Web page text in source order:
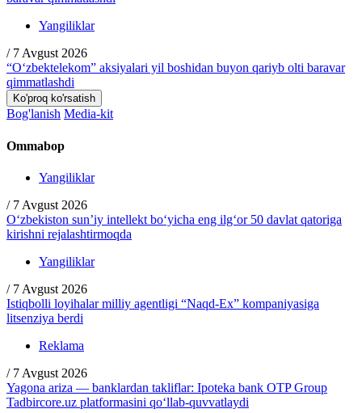
Yangiliklar
/ 7 Avgust 2026
“O‘zbektelekom” aksiyalari yil boshidan buyon qariyb olti baravar
qimmatlashdi
Ko'proq ko'rsatish
Bog'lanish Media-kit
Ommabop
Yangiliklar
/ 7 Avgust 2026
O‘zbekiston sun’iy intellekt bo‘yicha eng ilg‘or 50 davlat qatoriga
kirishni rejalashtirmoqda
Yangiliklar
/ 7 Avgust 2026
Istiqbolli loyihalar milliy agentligi “Naqd-Ex” kompaniyasiga
litsenziya berdi
Reklama
/ 7 Avgust 2026
Yagona ariza — banklardan takliflar: Ipoteka bank OTP Group
Tadbircore.uz platformasini qo‘llab-quvvatlaydi